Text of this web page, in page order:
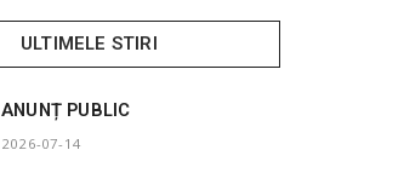
ULTIMELE STIRI
ANUNȚ PUBLIC
2026-07-14